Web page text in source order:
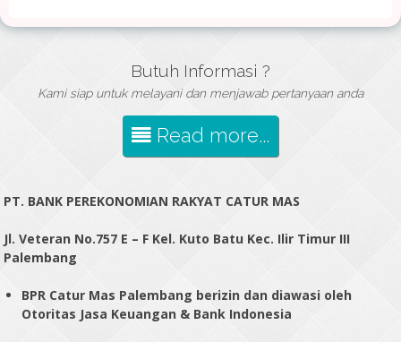
Butuh Informasi ?
Kami siap untuk melayani dan menjawab pertanyaan anda
Read more...
PT. BANK PEREKONOMIAN RAKYAT CATUR MAS
Jl. Veteran No.757 E – F Kel. Kuto Batu Kec. Ilir Timur III
Palembang
BPR Catur Mas Palembang berizin dan diawasi oleh
Otoritas Jasa Keuangan & Bank Indonesia